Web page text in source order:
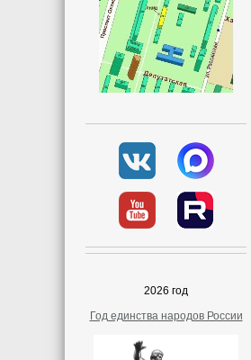
2026 год
Год единства народов России